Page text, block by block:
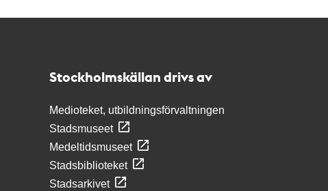
Stockholmskällan drivs av
Medioteket, utbildningsförvaltningen
Stadsmuseet
Medeltidsmuseet
Stadsbiblioteket
Stadsarkivet